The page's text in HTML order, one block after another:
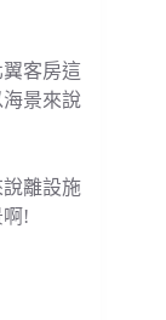
客房這
景來說
離設施
!